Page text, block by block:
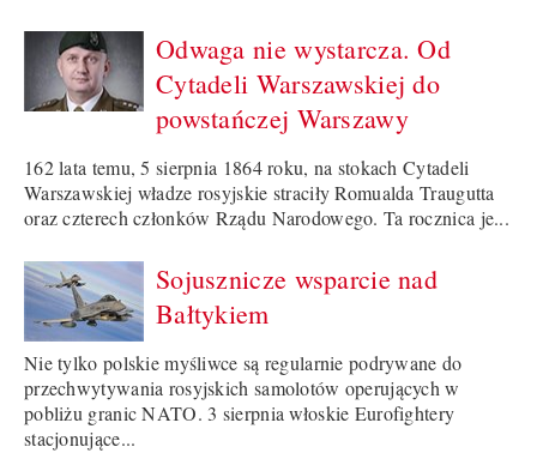
Odwaga nie wystarcza. Od
Cytadeli Warszawskiej do
powstańczej Warszawy
162 lata temu, 5 sierpnia 1864 roku, na stokach Cytadeli
Warszawskiej władze rosyjskie straciły Romualda Traugutta
oraz czterech członków Rządu Narodowego. Ta rocznica je...
Sojusznicze wsparcie nad
Bałtykiem
Nie tylko polskie myśliwce są regularnie podrywane do
przechwytywania rosyjskich samolotów operujących w
pobliżu granic NATO. 3 sierpnia włoskie Eurofightery
stacjonujące...